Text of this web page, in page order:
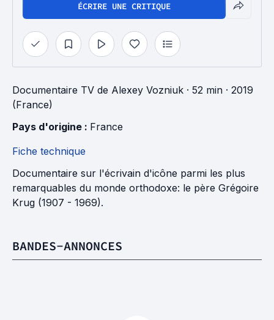
ÉCRIRE UNE CRITIQUE
Documentaire TV de Alexey Vozniuk · 52 min · 2019
(France)
Pays d'origine : France
Fiche technique
Documentaire sur l'écrivain d'icône parmi les plus
remarquables du monde orthodoxe: le père Grégoire
Krug (1907 - 1969).
BANDES-ANNONCES